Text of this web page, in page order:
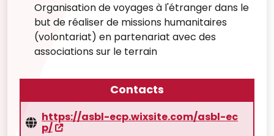
Organisation de voyages à l'étranger dans le
but de réaliser de missions humanitaires
(volontariat) en partenariat avec des
associations sur le terrain
Contacts
https://asbl-ecp.wixsite.com/asbl-ec
p/